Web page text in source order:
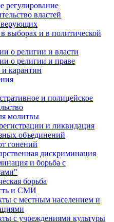
регулирование
властей
верующих
выборах и в политической
о религии и власти
о религии и праве
карантин
и полицейское
молитвы
и ликвидация
объединений
гонений
дискриминация
и борьба с
борьба
и СМИ
с местным населением и
с учреждениями культуры